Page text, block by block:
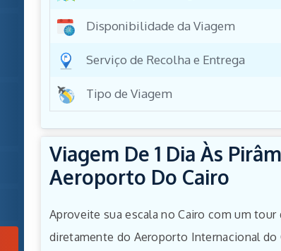
Disponibilidade da Viagem
Serviço de Recolha e Entrega
Tipo de Viagem
Viagem De 1 Dia Às
Aeroporto Do Cairo
Aproveite sua escala no Cairo com um tour
diretamente do Aeroporto Internacional do